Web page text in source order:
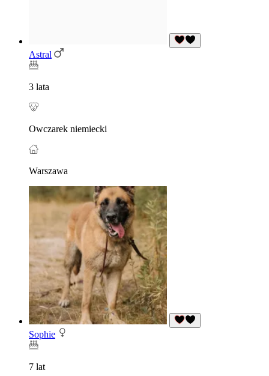
Astral
3 lata
Owczarek niemiecki
Warszawa
Sophie
7 lat